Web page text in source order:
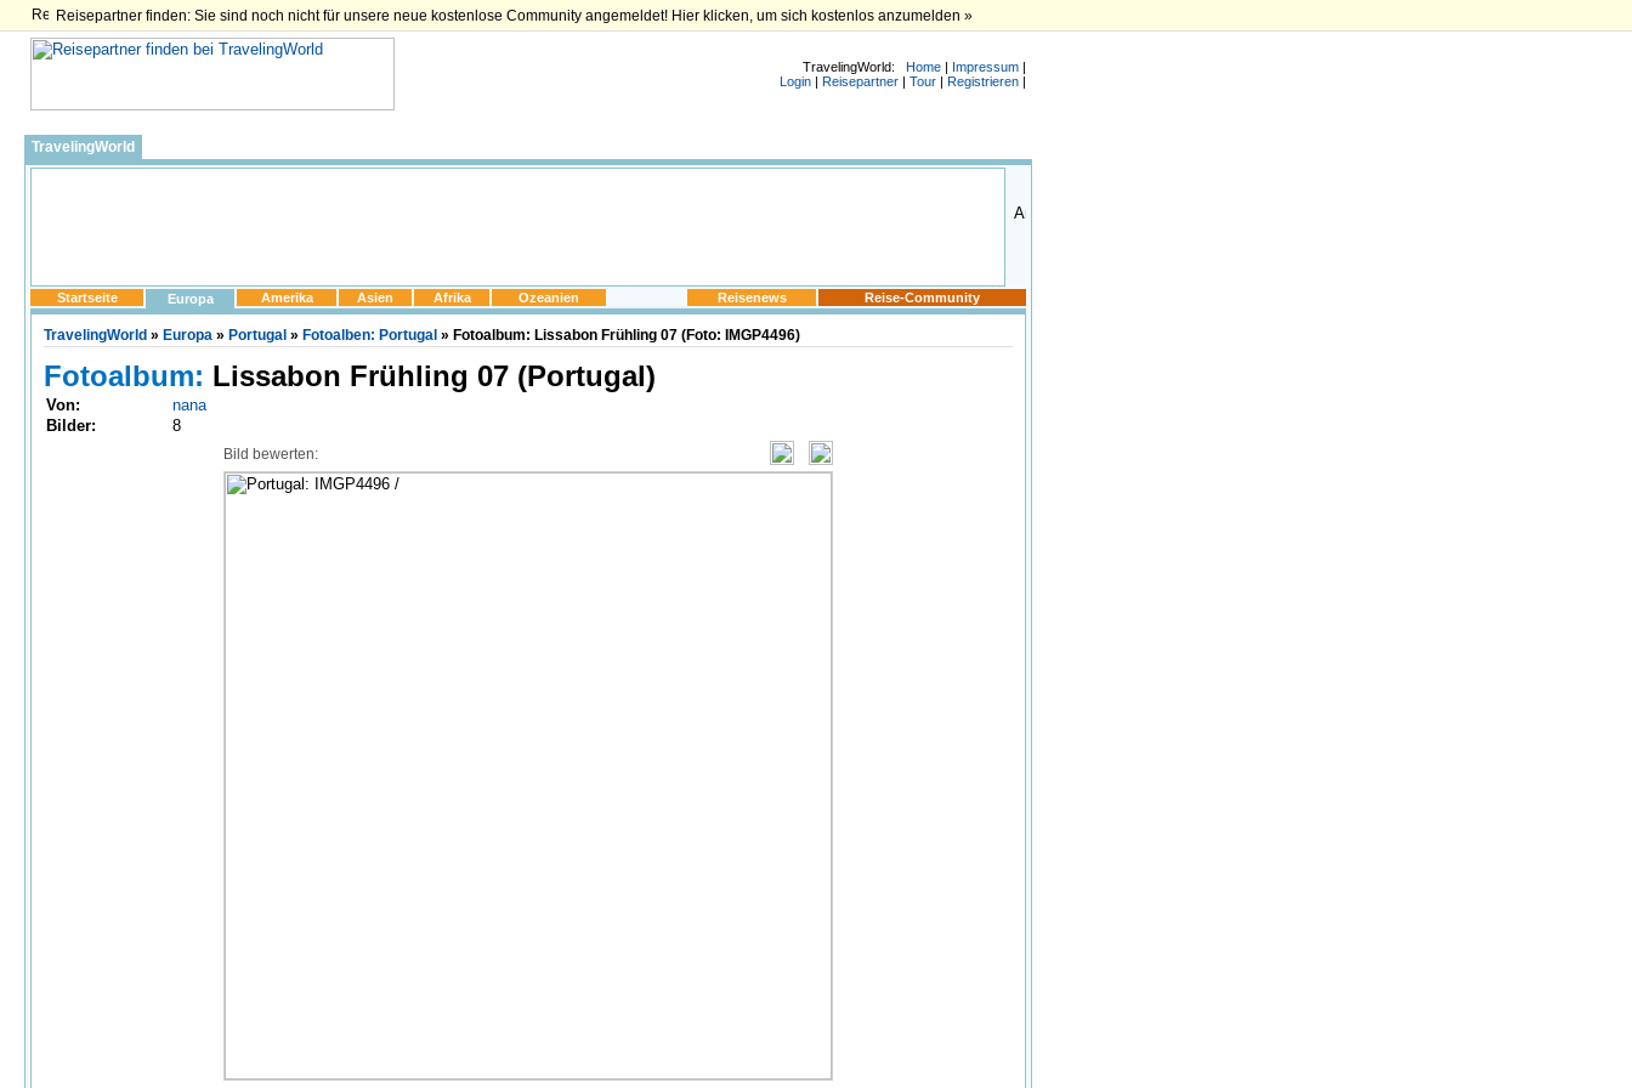
Reisepartner finden: Sie sind noch nicht für unsere neue kostenlose Community angemeldet! Hier klicken, um sich kostenlos anzumelden »
TravelingWorld: Home | Impressum |
Login | Reisepartner | Tour | Registrieren |
TravelingWorld
Startseite Europa Amerika Asien Afrika Ozeanien Reisenews Reise-Community
TravelingWorld » Europa » Portugal » Fotoalben: Portugal » Fotoalbum: Lissabon Frühling 07 (Foto: IMGP4496)
Fotoalbum: Lissabon Frühling 07 (Portugal)
Von:
nana
Bilder:
8
Bild bewerten: